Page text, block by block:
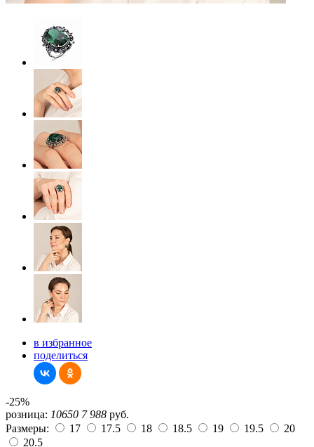
в избранное
поделиться
-25%
розница: 10650 7 988 руб.
Размеры:
17 17.5 18 18.5 19 19.5
20
20.5